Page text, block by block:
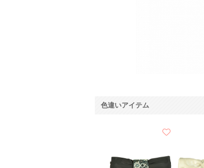
色違いアイテム